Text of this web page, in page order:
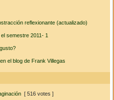
reflexionante (actualizado)
semestre 2011- 1
el blog de Frank Villegas
[ 516 votes ]